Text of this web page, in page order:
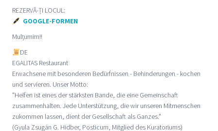
REZERVĂ-ȚI LOCUL:
GOOGLE-FORMEN
Mulțumim!!
DE
EGALITAS Restaurant
Erwachsene mit besonderen Bedürfnissen - Behinderungen - kochen
und servieren. Unser Motto:
"Helfen ist eines der stärksten Bande, die eine Gemeinschaft
zusammenhalten. Jede Unterstützung, die wir unseren Mitmenschen
zukommen lassen, dient der Gesellschaft als Ganzes."
(Gyula Zsugán G. Hidber, Posticum, Mitglied des Kuratoriums)